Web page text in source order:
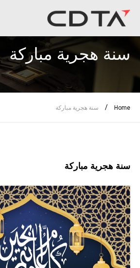
سنة هجرية مباركة
Home
/ سنة هجرية مباركة
سنة هجرية مباركة